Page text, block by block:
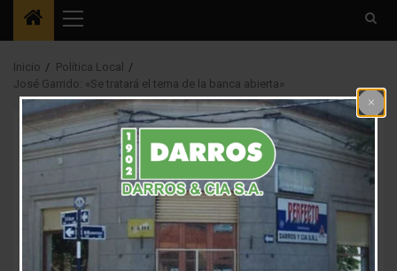
Menú
principal
Inicio
Política Local
José Garrido: «Se tratará el tema de la banca abierta»
Destacada1 Política Local
José Garrido: «Se
tratará el tema de la
banca abierta»